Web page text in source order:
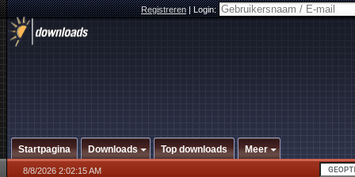
Registreren|Login:
Startpagina Downloads Top downloads Meer
8/8/2026 2:02:15 AM